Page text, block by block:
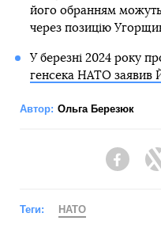
його обранням
через позицію
У березні 2024 року
генсека НАТО заявив
Автор: Ольга Березюк
Теги: НАТО